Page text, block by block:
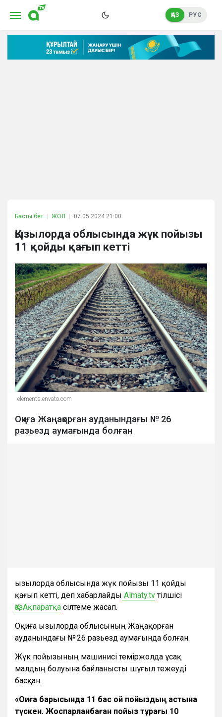
ҚАЗ РУС
Басты бет ЖОЛ 07.05.2024 21:00
Қызылорда облысында жүк пойызы
11 қойды қағып кетті
elements.envato.com
Оқиға Жаңақорған ауданындағы № 26
разьезд аумағында болған
Қызылорда облысында жүк пойызы 11 қойды
қағып кетті, деп хабарлайды Almaty.tvтілшісі
ҚазАқпаратқа сілтеме жасап.
Оқиға Қызылорда облысының Жаңақорған
ауданындағы № 26 разьезд аумағында болған.
Жүк пойызының машинисі теміржолда ұсақ
малдың болуына байланысты шұғыл тежеуді
басқан.
«Оқиға барысында 11 бас қой пойыздың астына
түскен. Жоспарланбаған пойыз тұрағы 10